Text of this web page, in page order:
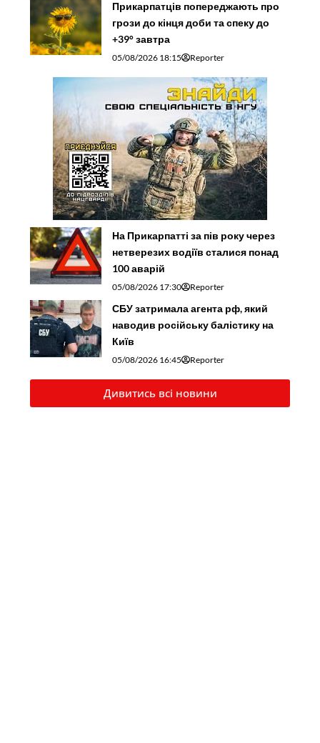
Прикарпатців попереджають про
грози до кінця доби та спеку до
+39° завтра
05/08/2026 18:15 Reporter
На Прикарпатті за пів року через
нетверезих водіїв сталися понад
100 аварій
05/08/2026 17:30 Reporter
СБУ затримала агента рф, який
наводив російську балістику на
Київ
05/08/2026 16:45 Reporter
Дивитись всі новини